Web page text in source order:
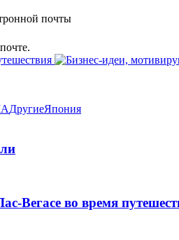
почты
ДругиеЯпония
Вегасе во время